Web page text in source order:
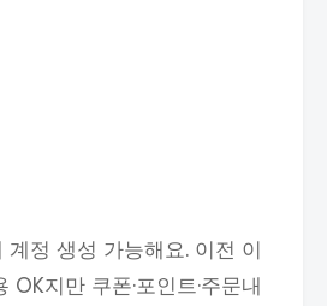
정 생성 가능해요. 이전 이
OK지만 쿠폰·포인트·주문내